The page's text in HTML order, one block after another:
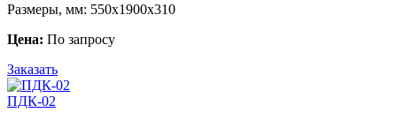
Размеры, мм: 550х1900х310
Цена: По запросу
Заказать
ПДК-02